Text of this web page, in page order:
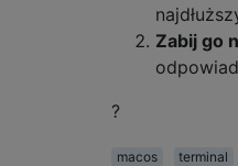
Zabij go
?
macos terminal